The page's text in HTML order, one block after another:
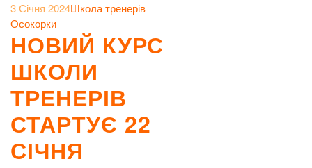
3 Січня 2024Школа тренерів
Осокорки
НОВИЙ КУРС
ШКОЛИ
ТРЕНЕРІВ
СТАРТУЄ 22
СІЧНЯ